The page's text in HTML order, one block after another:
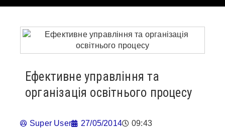
Ефективне управління та
організація освітнього процесу
Super User 27/05/2014 09:43